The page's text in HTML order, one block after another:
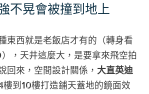
不晃會被撞到地上
東西就是老飯店才有的（轉身看
，天井這麼大，是要拿來飛空拍
回來，空間設計關係， 大直英迪
樓到10樓打造鋪天蓋地的鏡面效